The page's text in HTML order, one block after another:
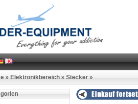
» Elektronikbereich » Stecker »